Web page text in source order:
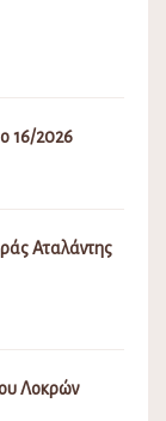
16/2026
Αταλάντης
Λοκρών